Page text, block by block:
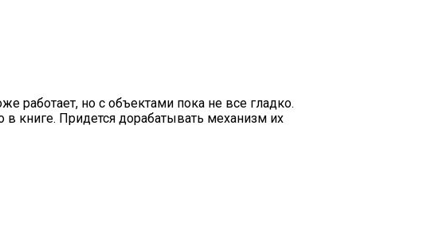
работает, но с объектами пока не все гладко.
в книге. Придется дорабатывать механизм их